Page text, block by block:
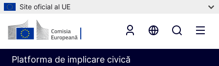
Site oficial al UE
Platforma de implicare civică